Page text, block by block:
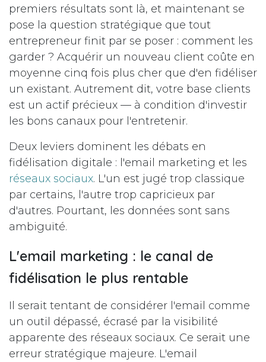
premiers résultats sont là, et maintenant se
pose la question stratégique que tout
entrepreneur finit par se poser : comment les
garder ? Acquérir un nouveau client coûte en
moyenne cinq fois plus cher que d'en fidéliser
un existant. Autrement dit, votre base clients
est un actif précieux — à condition d'investir
les bons canaux pour l'entretenir.
Deux leviers dominent les débats en
fidélisation digitale : l'email marketing et les
réseaux sociaux. L'un est jugé trop classique
par certains, l'autre trop capricieux par
d'autres. Pourtant, les données sont sans
ambiguïté.
L'email marketing : le canal de
fidélisation le plus rentable
Il serait tentant de considérer l'email comme
un outil dépassé, écrasé par la visibilité
apparente des réseaux sociaux. Ce serait une
erreur stratégique majeure. L'email